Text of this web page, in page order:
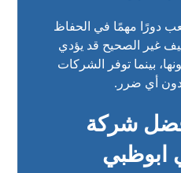
دورًا مهمًا في الحفاظ
غير الصحيح قد يؤدي
بينما توفر الشركات
دون أي ضرر.
شركة
ابوظبي